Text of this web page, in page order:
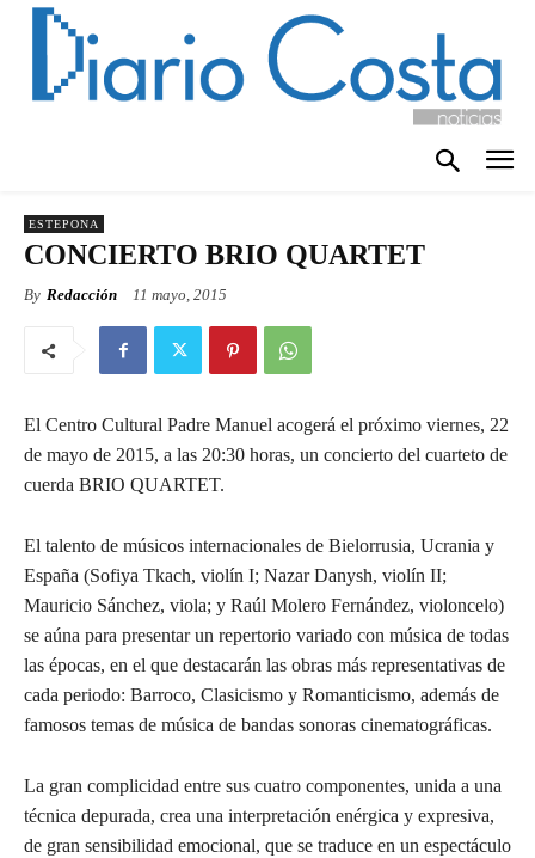
ESTEPONA
CONCIERTO BRIO QUARTET
By Redacción 11 mayo, 2015
El Centro Cultural Padre Manuel acogerá el próximo viernes, 22
de mayo de 2015, a las 20:30 horas, un concierto del cuarteto de
cuerda BRIO QUARTET.
El talento de músicos internacionales de Bielorrusia, Ucrania y
España (Sofiya Tkach, violín I; Nazar Danysh, violín II;
Mauricio Sánchez, viola; y Raúl Molero Fernández, violoncelo)
se aúna para presentar un repertorio variado con música de todas
las épocas, en el que destacarán las obras más representativas de
cada periodo: Barroco, Clasicismo y Romanticismo, además de
famosos temas de música de bandas sonoras cinematográficas.
La gran complicidad entre sus cuatro componentes, unida a una
técnica depurada, crea una interpretación enérgica y expresiva,
de gran sensibilidad emocional, que se traduce en un espectáculo